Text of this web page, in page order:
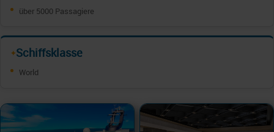
über 5000 Passagiere
✦Schiffsklasse
World